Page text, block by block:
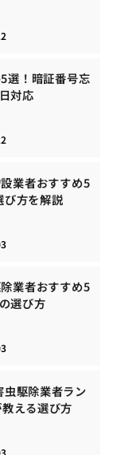
選！暗証番号忘
対応
業者おすすめ5
び方を解説
業者おすすめ5
選び方
駆除業者ラン
える選び方